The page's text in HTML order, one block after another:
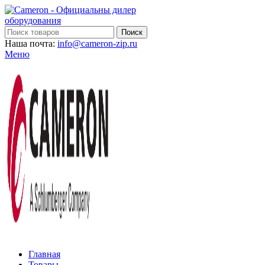
Поиск
Наша почта: info@cameron-zip.ru
Меню
Главная